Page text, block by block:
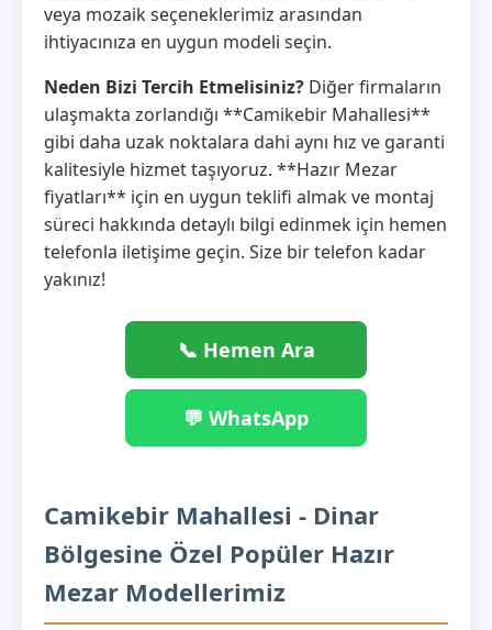
veya mozaik seçeneklerimiz arasından
ihtiyacınıza en uygun modeli seçin.
Neden Bizi Tercih Etmelisiniz? Diğer firmaların
ulaşmakta zorlandığı **Camikebir Mahallesi**
gibi daha uzak noktalara dahi aynı hız ve garanti
kalitesiyle hizmet taşıyoruz. **Hazır Mezar
fiyatları** için en uygun teklifi almak ve montaj
süreci hakkında detaylı bilgi edinmek için hemen
telefonla iletişime geçin. Size bir telefon kadar
yakınız!
📞 Hemen Ara
💬 WhatsApp
Camikebir Mahallesi - Dinar
Bölgesine Özel Popüler Hazır
Mezar Modellerimiz